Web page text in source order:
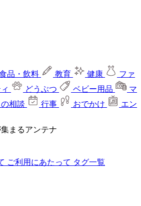
品・飲料 教育 健康
ファ
どうぶつ ベビー用品
マ
相談 行事 おでかけ
エン
まるアンテナ
ご利用にあたって タグ一覧